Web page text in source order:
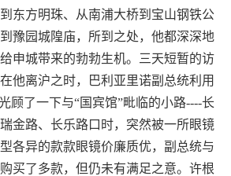
东方明珠、从南浦大桥到宝山钢铁公
豫园城隍庙，所到之处，他都深深地
申城带来的勃勃生机。三天短暂的访
他离沪之时，巴利亚里诺副总统利用
顾了一下与“国宾馆”毗临的小路----长
金路、长乐路口时，突然被一所眼镜
各异的款款眼镜价廉质优，副总统与
买了多款，但仍未有满足之意。许根